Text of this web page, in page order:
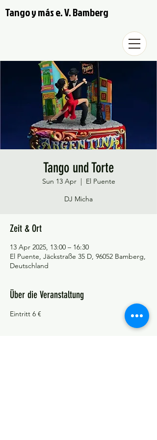
Tango y más e. V. Bamberg
Tango und Torte
Sun 13 Apr
  |
El Puente
Zeit & Ort
13 Apr 2025, 13:00 – 16:30
El Puente, Jäckstraße 35 D, 96052 Bamberg,
Deutschland
Über die Veranstaltung
Eintritt 6 €